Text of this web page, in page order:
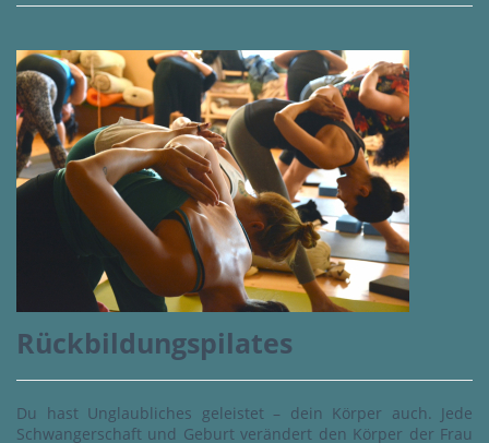
Rückbildungspilates
Du hast Unglaubliches geleistet – dein Körper auch. Jede
Schwangerschaft und Geburt verändert den Körper der Frau